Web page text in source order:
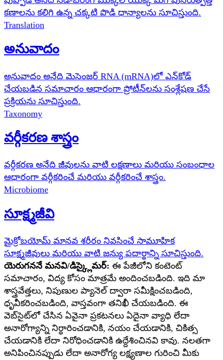
కణాలను కలిగి ఉన్న చక్కటి పొడి ధాన్యాలను సూచిస్తుంది.
Translation
అనువాదం
అనువాదం అనేది మెసెంజర్ RNA (mRNA)లో ఎన్‌కోడ్
చేయబడిన సమాచారం ఆధారంగా ప్రోటీన్‌లను సంశ్లేషణ చేసే
ప్రక్రియను సూచిస్తుంది.
Taxonomy
వర్గీకరణ శాస్త్రం
వర్గీకరణ అనేది జీవులను వాటి లక్షణాలు మరియు సంబంధాల
ఆధారంగా వర్గీకరించే మరియు వర్గీకరించే శాస్త్రం.
Microbiome
సూక్ష్మజీవి
మైక్రోబయోమ్ మానవ శరీరం నివసించే సామూహిక
సూక్ష్మజీవులు మరియు వాటి జన్యు పదార్థాన్ని సూచిస్తుంది.
యెరుగననే మనవి/డిస్క్లైమర్: ఈ పేజీలోని కంటెంట్
సమాచారం, విద్య కోసం మాత్రమే అందించబడింది. ఇది మా
శాస్త్రవేత్తలు, నిపుణుల ప్యానెల్ ద్వారా సమీక్షించబడింది,
ధృవీకరించబడింది, వాస్తవంగా తనిఖీ చేయబడింది. ఈ
వెబ్‌సైట్‌లో చేసిన ఏవైనా ప్రకటనలు ఏదైనా వ్యాధి లేదా
అనారోగ్యాన్ని నిర్ధారించడానికి, నయం చేయడానికి, చికిత్స
చేయడానికి లేదా నిరోధించడానికి ఉద్దేశించినవి కావు. నలతగా
అనిపించినప్పుడు లేదా అనారోగ్య లక్ష్యణాల గురించి మీకు